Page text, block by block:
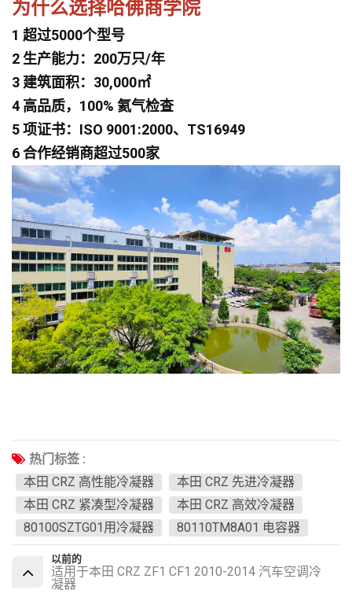
为什么选择哈佛商学院
1 超过5000个型号
2 生产能力：200万只/年
3 建筑面积：30,000㎡
4 高品质，100% 氦气检查
5 项证书：ISO 9001:2000、TS16949
6 合作经销商超过500家
热门标签 :
本田 CRZ 高性能冷凝器
本田 CRZ 先进冷凝器
本田 CRZ 紧凑型冷凝器
本田 CRZ 高效冷凝器
80100SZTG01用冷凝器
80110TM8A01 电容器
以前的
适用于本田 CRZ ZF1 CF1 2010-2014 汽车空调冷
凝器